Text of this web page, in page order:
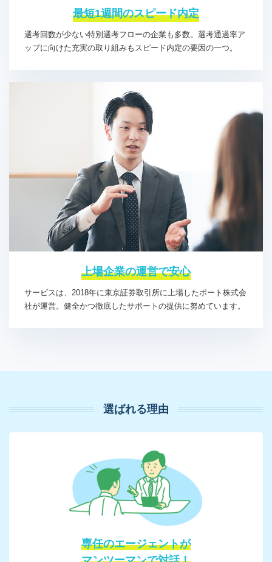
最短1週間のスピード内定
選考回数が少ない特別選考フローの企業も多数。選考通過率ア
ップに向けた充実の取り組みもスピード内定の要因の一つ。
上場企業の運営で安心
サービスは、2018年に東京証券取引所に上場したポート株式会
社が運営。健全かつ徹底したサポートの提供に努めています。
選ばれる理由
専任のエージェントが